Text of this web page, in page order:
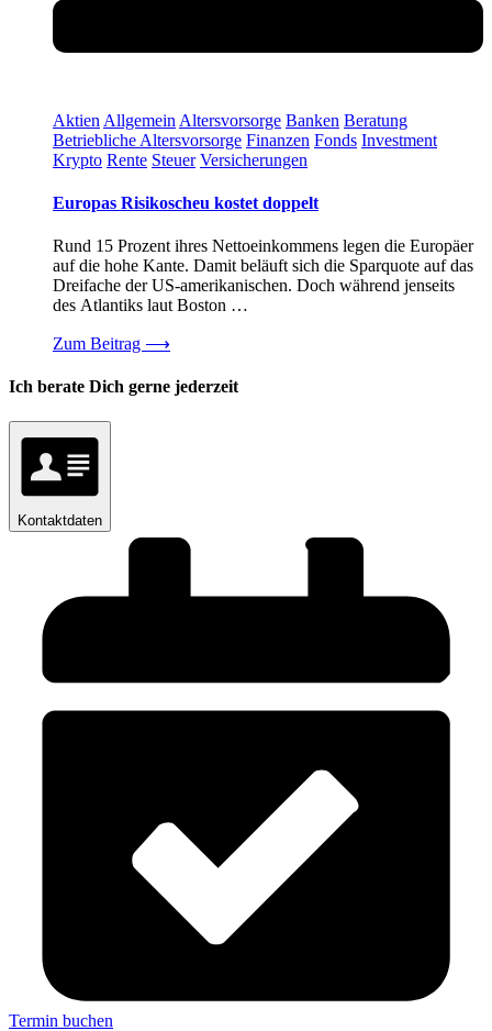
Aktien Allgemein Altersvorsorge Banken Beratung
Betriebliche Altersvorsorge Finanzen Fonds Investment
Krypto Rente Steuer Versicherungen
Europas Risikoscheu kostet doppelt
Rund 15 Prozent ihres Nettoeinkommens legen die Europäer
auf die hohe Kante. Damit beläuft sich die Sparquote auf das
Dreifache der US-amerikanischen. Doch während jenseits
des Atlantiks laut Boston …
Zum Beitrag ⟶
Ich berate Dich gerne jederzeit
Kontaktdaten
Termin buchen